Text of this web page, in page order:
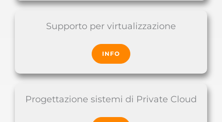
Supporto per virtualizzazione
INFO
Progettazione sistemi di Private Cloud